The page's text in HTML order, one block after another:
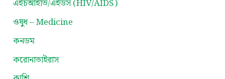
এইচআইভি/এইডস (HIV/AIDS)
ওষুধ – Medicine
কনডম
করোনাভাইরাস